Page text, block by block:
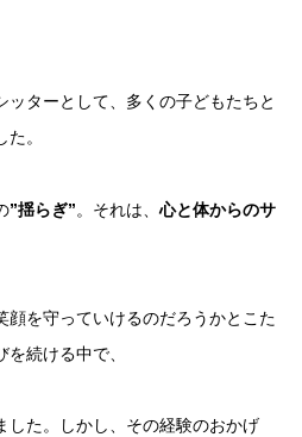
ッターとして、多くの子どもたちと
。
”揺らぎ”。それは、 心と体からのサ
顔を守っていけるのだろうかとこた
続ける中で、
した。しかし、その経験のおかげ